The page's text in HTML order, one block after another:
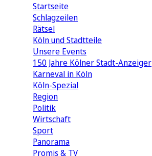
Startseite
Schlagzeilen
Rätsel
Köln und Stadtteile
Unsere Events
150 Jahre Kölner Stadt-Anzeiger
Karneval in Köln
Köln-Spezial
Region
Politik
Wirtschaft
Sport
Panorama
Promis & TV